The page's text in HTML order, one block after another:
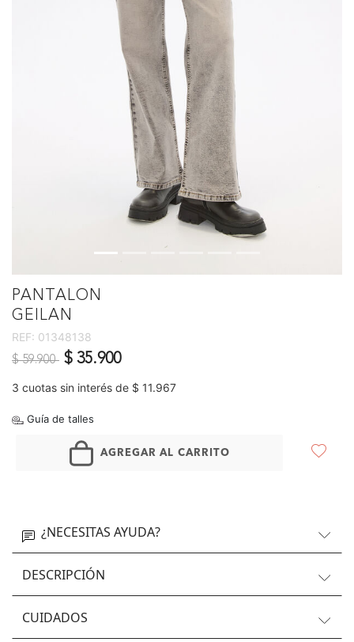
PANTALON
GEILAN
REF: 01348138
Precio reducido de
$ 59.900 a$ 35.900
3 cuotas sin interés de $ 11.967
Guía de talles
AGREGAR AL CARRITO
¿NECESITAS AYUDA?
DESCRIPCIÓN
CUIDADOS